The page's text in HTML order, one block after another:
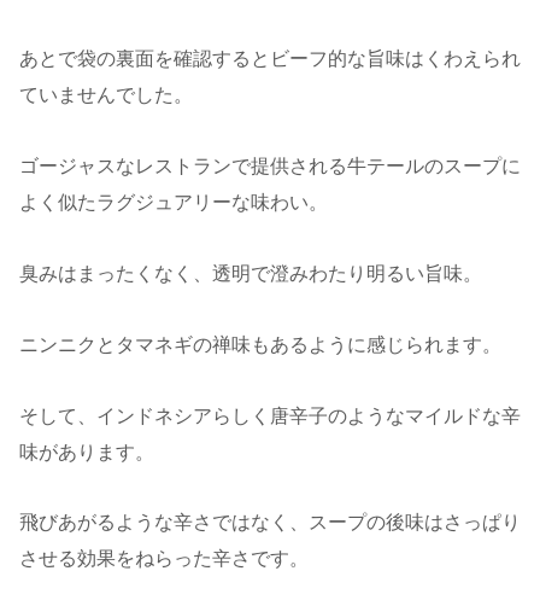
あとで袋の裏面を確認するとビーフ的な旨味はくわえられ
ていませんでした。
ゴージャスなレストランで提供される牛テールのスープに
よく似たラグジュアリーな味わい。
臭みはまったくなく、透明で澄みわたり明るい旨味。
ニンニクとタマネギの禅味もあるように感じられます。
そして、インドネシアらしく唐辛子のようなマイルドな辛
味があります。
飛びあがるような辛さではなく、スープの後味はさっぱり
させる効果をねらった辛さです。